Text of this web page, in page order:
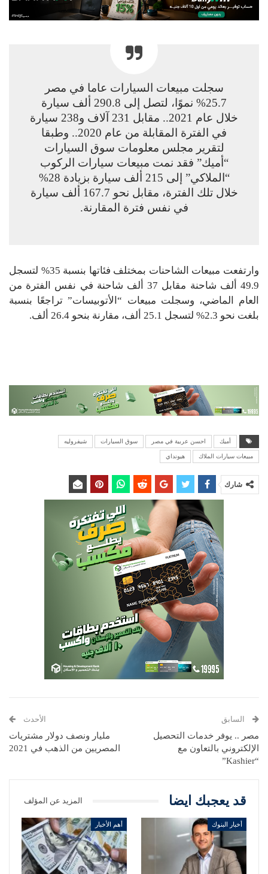
سجلت مبيعات السيارات عاما في مصر
25.7% نموًا، لتصل إلى 290.8 ألف سيارة
خلال عام 2021.. مقابل 231 آلاف و238 سيارة
في الفترة المقابلة من عام 2020.. وطبقا
لتقرير مجلس معلومات سوق السيارات
“أميك” فقد نمت مبيعات سيارات الركوب
“الملاكي” إلى 215 ألف سيارة بزيادة 28%
خلال تلك الفترة، مقابل نحو 167.7 ألف سيارة
في نفس فترة المقارنة.
وارتفعت مبيعات الشاحنات بمختلف فئاتها بنسبة 35% لتسجل
49.9 ألف شاحنة مقابل 37 ألف شاحنة في نفس الفترة من
العام الماضي، وسجلت مبيعات “الأتوبيسات” تراجعًا بنسبة
بلغت نحو 2.3% لتسجل 25.1 ألف، مقارنة بنحو 26.4 ألف.
أميك احسن عربية في مصر سوق السيارات شيفروليه
مبيعات سيارات الملاك هيونداي
شارك
السابق
مصر .. يوفر خدمات التحصيل
الإلكتروني بالتعاون مع
“Kashier”
الأحدث
مليار ونصف دولار مشتريات
المصريين من الذهب في 2021
قد يعجبك ايضا المزيد عن المؤلف
أخبار البنوك أهم الأخبار